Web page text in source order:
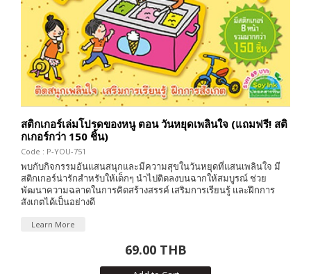
สติกเกอร์เล่มโปรดของหนู ตอน วันหยุดเพลินใจ (แถมฟรี! สติ
กเกอร์กว่า 150 ชิ้น)
Code : P-YOU-751
พบกับกิจกรรมอันแสนสนุกและมีความสุขในวันหยุดที่แสนเพลินใจ มี
สติกเกอร์น่ารักสำหรับให้เด็กๆ นำไปติดลงบนฉากให้สมบูรณ์ ช่วย
พัฒนาความฉลาดในการคิดสร้างสรรค์ เสริมการเรียนรู้ และฝึกการ
สังเกตได้เป็นอย่างดี
Learn More
69.00 THB